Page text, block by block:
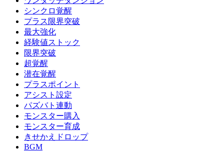
シンクロ覚醒
プラス限界突破
最大強化
経験値ストック
限界突破
超覚醒
潜在覚醒
プラスポイント
アシスト設定
パズバト連動
モンスター購入
モンスター育成
きせかえドロップ
BGM